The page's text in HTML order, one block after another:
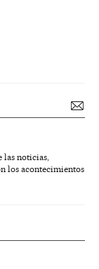
las noticias,
los acontecimientos